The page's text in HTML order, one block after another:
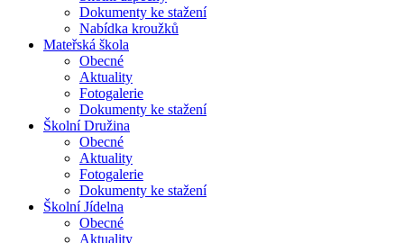
Dokumenty ke stažení
Nabídka kroužků
Mateřská škola
Obecné
Aktuality
Fotogalerie
Dokumenty ke stažení
ŠkolníDružina
Obecné
Aktuality
Fotogalerie
Dokumenty ke stažení
ŠkolníJídelna
Obecné
Aktuality